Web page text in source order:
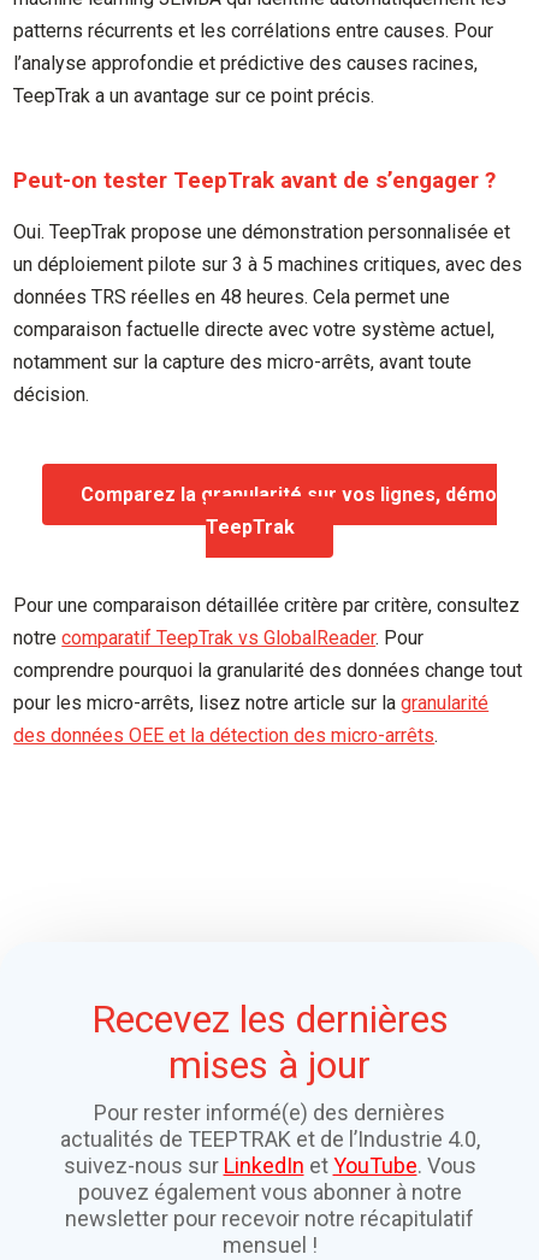
patterns récurrents et les corrélations entre causes. Pour
l’analyse approfondie et prédictive des causes racines,
TeepTrak a un avantage sur ce point précis.
Peut-on tester TeepTrak avant de s’engager ?
Oui. TeepTrak propose une démonstration personnalisée et
un déploiement pilote sur 3 à 5 machines critiques, avec des
données TRS réelles en 48 heures. Cela permet une
comparaison factuelle directe avec votre système actuel,
notamment sur la capture des micro-arrêts, avant toute
décision.
Comparez la granularité sur vos lignes, démo
TeepTrak
Pour une comparaison détaillée critère par critère, consultez
notrecomparatif TeepTrak vs GlobalReader. Pour
comprendre pourquoi la granularité des données change tout
pour les micro-arrêts, lisez notre article sur lagranularité
des données OEE et la détection des micro-arrêts.
Recevez les dernières
mises à jour
Pour rester informé(e) des dernières
actualités de TEEPTRAK et de l’Industrie 4.0,
suivez-nous sur LinkedIn etYouTube. Vous
pouvez également vous abonner à notre
newsletter pour recevoir notre récapitulatif
mensuel !